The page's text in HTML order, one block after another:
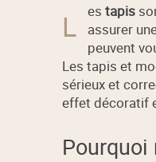
L es tapis
assurer
peuvent
Les tapis et
sérieux et
effet décoratif
Pourquoi